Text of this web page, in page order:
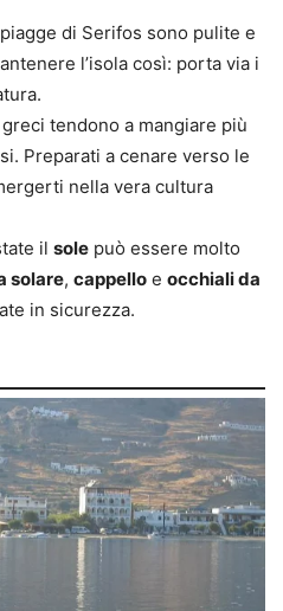
di Serifos sono pulite e
l’isola così: porta via i
greci tendono a mangiare più
Preparati a cenare verso le
nella vera cultura
il sole può essere molto
solare, cappello e occhiali da
in sicurezza.